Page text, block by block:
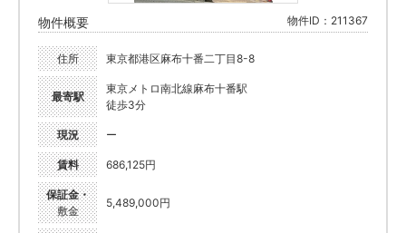
物件概要 物件ID：211367
住所 東京都港区麻布十番二丁目8-8
最寄駅
東京メトロ南北線麻布十番駅
徒歩3分
現況 ー
賃料 686,125円
保証金・
敷金
5,489,000円